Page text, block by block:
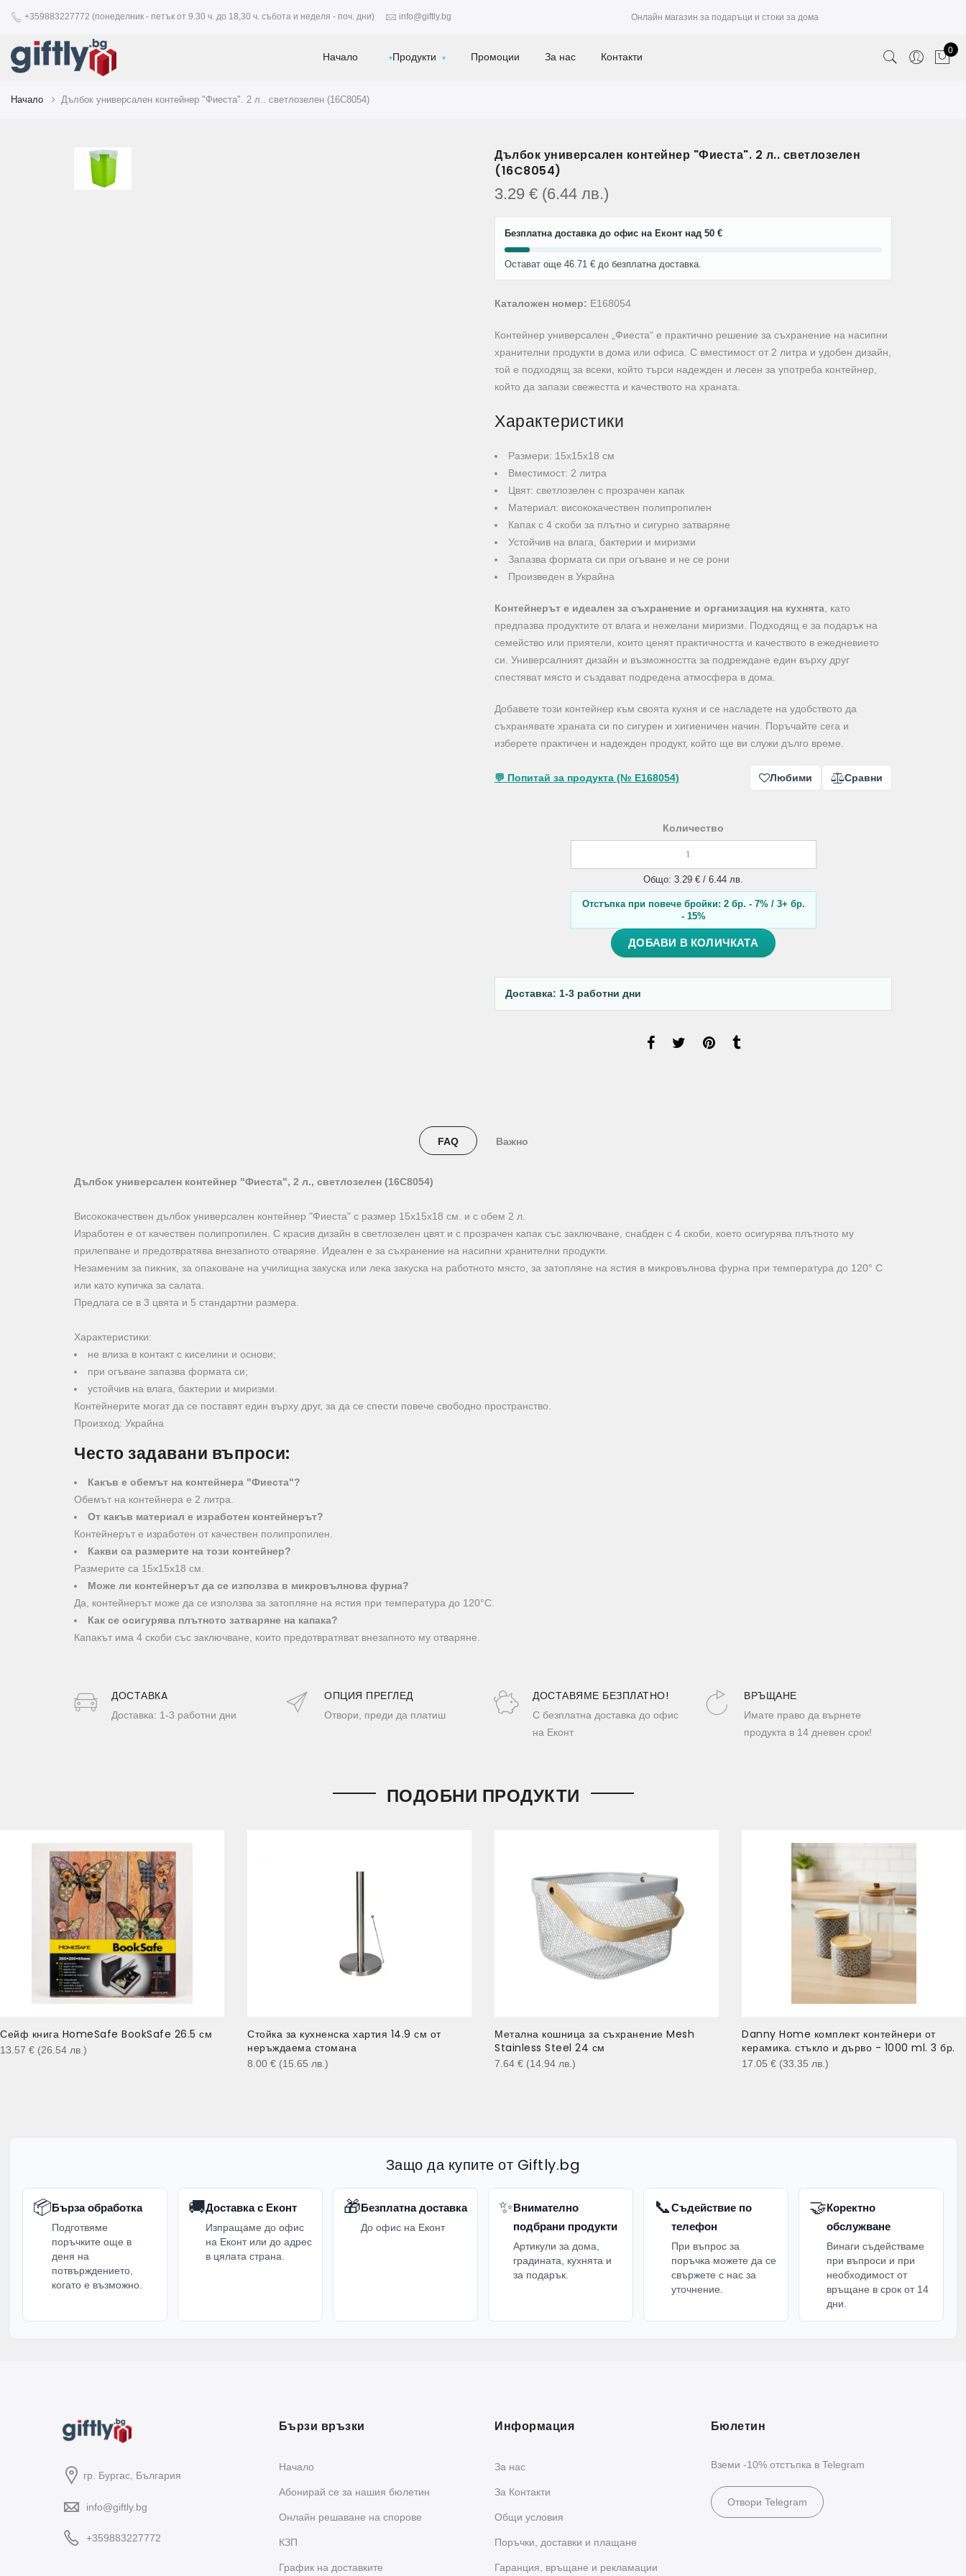
+359883227772 (понеделник - петък от 9.30 ч. до 18,30 ч. събота и неделя - поч. дни) info@giftly.bg Онлайн магазин за подаръци и стоки за дома
Начало Продукти Промоции За нас Контакти 0
Начало Дълбок универсален контейнер "Фиеста". 2 л.. светлозелен (16C8054)
Дълбок универсален контейнер "Фиеста". 2 л.. светлозелен
(16C8054)
3.29 € (6.44 лв.)
Безплатна доставка до офис на Еконт над 50 €
Остават още 46.71 € до безплатна доставка.
Каталожен номер: E168054
Контейнер универсален „Фиеста“ е практично решение за съхранение на насипни
хранителни продукти в дома или офиса. С вместимост от 2 литра и удобен дизайн,
той е подходящ за всеки, който търси надежден и лесен за употреба контейнер,
който да запази свежестта и качеството на храната.
Характеристики
Размери: 15х15х18 см
Вместимост: 2 литра
Цвят: светлозелен с прозрачен капак
Материал: висококачествен полипропилен
Капак с 4 скоби за плътно и сигурно затваряне
Устойчив на влага, бактерии и миризми
Запазва формата си при огъване и не се рони
Произведен в Украйна
Контейнерът е идеален за съхранение и организация на кухнята , като
предпазва продуктите от влага и нежелани миризми. Подходящ е за подарък на
семейство или приятели, които ценят практичността и качеството в ежедневието
си. Универсалният дизайн и възможността за подреждане един върху друг
спестяват място и създават подредена атмосфера в дома.
Добавете този контейнер към своята кухня и се насладете на удобството да
съхранявате храната си по сигурен и хигиеничен начин. Поръчайте сега и
изберете практичен и надежден продукт, който ще ви служи дълго време.
💬 Попитай за продукта (№ E168054) Любими Сравни
Количество
Общо: 3.29 € / 6.44 лв.
Отстъпка при повече бройки: 2 бр. - 7% / 3+ бр.
- 15%
ДОБАВИ В КОЛИЧКАТА
Доставка: 1-3 работни дни
FAQ Важно
Дълбок универсален контейнер "Фиеста", 2 л., светлозелен (16C8054)
Висококачествен дълбок универсален контейнер "Фиеста" с размер 15х15х18 см. и с обем 2 л.
Изработен е от качествен полипропилен. С красив дизайн в светлозелен цвят и с прозрачен капак със заключване, снабден с 4 скоби, което осигурява плътното му
прилепване и предотвратява внезапното отваряне. Идеален е за съхранение на насипни хранителни продукти.
Незаменим за пикник, за опаковане на училищна закуска или лека закуска на работното място, за затопляне на ястия в микровълнова фурна при температура до 120° C
или като купичка за салата.
Предлага се в 3 цвята и 5 стандартни размера.
Характеристики:
не влиза в контакт с киселини и основи;
при огъване запазва формата си;
устойчив на влага, бактерии и миризми.
Контейнерите могат да се поставят един върху друг, за да се спести повече свободно пространство.
Произход: Украйна
Често задавани въпроси:
Какъв е обемът на контейнера "Фиеста"?
Обемът на контейнера е 2 литра.
От какъв материал е изработен контейнерът?
Контейнерът е изработен от качествен полипропилен.
Какви са размерите на този контейнер?
Размерите са 15х15х18 см.
Може ли контейнерът да се използва в микровълнова фурна?
Да, контейнерът може да се използва за затопляне на ястия при температура до 120°C.
Как се осигурява плътното затваряне на капака?
Капакът има 4 скоби със заключване, които предотвратяват внезапното му отваряне.
ДОСТАВКA
Доставка: 1-3 работни дни
ОПЦИЯ ПРЕГЛЕД
Отвори, преди да платиш
ДОСТАВЯМЕ БЕЗПЛАТНО!
С безплатна доставка до офис
на Еконт
ВРЪЩАНЕ
Имате право да върнете
продукта в 14 дневен срок!
ПОДОБНИ ПРОДУКТИ
Сейф книга HomeSafe BookSafe 26.5 см
13.57 € (26.54 лв. )
Стойка за кухненска хартия 14.9 см от
неръждаема стомана
8.00 € (15.65 лв. )
Метална кошница за съхранение Mesh
Stainless Steel 24 см
7.64 € (14.94 лв. )
Danny Home комплект контейнери от
керамика. стъкло и дърво - 1000 ml. 3 бр.
17.05 € (33.35 лв. )
Защо да купите от Giftly.bg
📦Бърза обработка
Подготвяме
поръчките още в
деня на
потвърждението,
когато е възможно.
🚚Доставка с Еконт
Изпращаме до офис
на Еконт или до адрес
в цялата страна.
🎁Безплатна доставка
До офис на Еконт
✨Внимателно
подбрани продукти
Артикули за дома,
градината, кухнята и
за подарък.
📞Съдействие по
телефон
При въпрос за
поръчка можете да се
свържете с нас за
уточнение.
🤝Коректно
обслужване
Винаги съдействаме
при въпроси и при
необходимост от
връщане в срок от 14
дни.
гр. Бургас, България
info@giftly.bg
+359883227772
Бързи връзки
Начало
Абонирай се за нашия бюлетин
Oнлайн решаване на спорове
КЗП
График на доставките
Информация
За нас
За Контакти
Общи условия
Поръчки, доставки и плащане
Гаранция, връщане и рекламации
Бюлетин
Вземи -10% отстъпка в Telegram
Отвори Telegram